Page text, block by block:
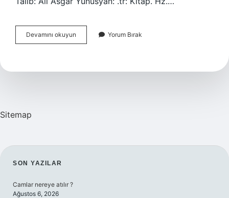
Devamını okuyun
Muhammedin
Yorum Bırak
Sitemap
SIDEBAR
SON YAZILAR
Camlar nereye atılır ?
Ağustos 6, 2026